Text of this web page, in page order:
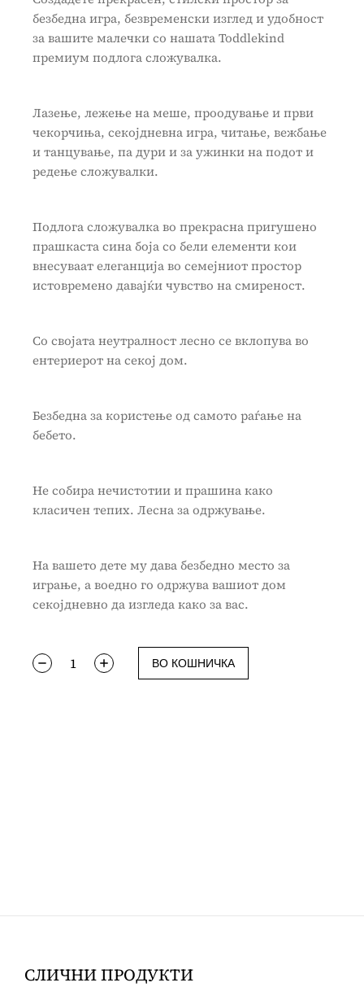
безбедна игра, безвременски изглед и удобност
за вашите малечки со нашата Toddlekind
премиум подлога сложувалка.
Лазење, лежење на меше, проодување и први
чекорчиња, секојдневна игра, читање, вежбање
и танцување, па дури и за ужинки на подот и
редење сложувалки.
Подлога сложувалка во прекрасна пригушено
прашкаста сина боја со бели елементи кои
внесуваат елеганција во семејниот простор
истовремено давајќи чувство на смиреност.
Со својата неутралност лесно се вклопува во
ентериерот на секој дом.
Безбедна за користење од самото раѓање на
бебето.
Не собира нечистотии и прашина како
класичен тепих. Лесна за одржување.
На вашето дете му дава безбедно место за
играње, а воедно го одржува вашиот дом
секојдневно да изгледа како за вас.
ВО КОШНИЧКА
СЛИЧНИ ПРОДУКТИ